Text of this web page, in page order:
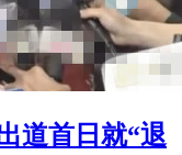
道首日就“退